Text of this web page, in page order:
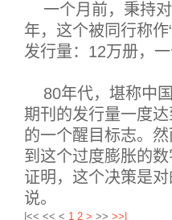
一个月前，秉持对
年，这个被同行称
发行量：12万册，
80年代，堪称中
期刊的发行量一度
的一个醒目标志。
到这个过度膨胀的
证明，这个决策是
说。
|<< << < 1 2 > >> >>|